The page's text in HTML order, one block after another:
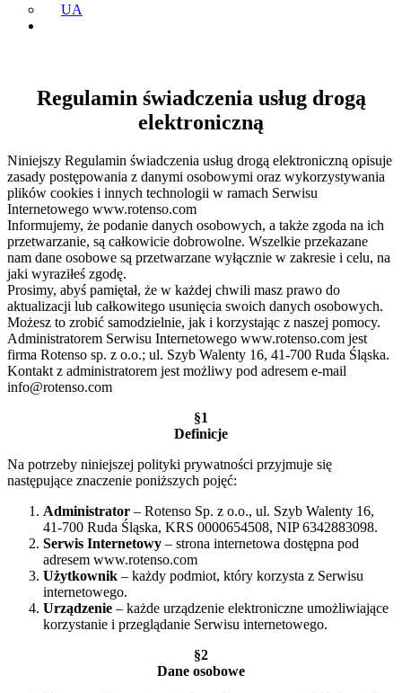
UA
Regulamin świadczenia usług drogą
elektroniczną
Niniejszy Regulamin świadczenia usług drogą elektroniczną opisuje
zasady postępowania z danymi osobowymi oraz wykorzystywania
plików cookies i innych technologii w ramach Serwisu
Internetowego www.rotenso.com
Informujemy, że podanie danych osobowych, a także zgoda na ich
przetwarzanie, są całkowicie dobrowolne. Wszelkie przekazane
nam dane osobowe są przetwarzane wyłącznie w zakresie i celu, na
jaki wyraziłeś zgodę.
Prosimy, abyś pamiętał, że w każdej chwili masz prawo do
aktualizacji lub całkowitego usunięcia swoich danych osobowych.
Możesz to zrobić samodzielnie, jak i korzystając z naszej pomocy.
Administratorem Serwisu Internetowego www.rotenso.com jest
firma Rotenso sp. z o.o.; ul. Szyb Walenty 16, 41-700 Ruda Śląska.
Kontakt z administratorem jest możliwy pod adresem e-mail
info@rotenso.com
§1
Definicje
Na potrzeby niniejszej polityki prywatności przyjmuje się
następujące znaczenie poniższych pojęć:
Administrator – Rotenso Sp. z o.o., ul. Szyb Walenty 16,
41-700 Ruda Śląska, KRS 0000654508, NIP 6342883098.
Serwis Internetowy – strona internetowa dostępna pod
adresem www.rotenso.com
Użytkownik – każdy podmiot, który korzysta z Serwisu
internetowego.
Urządzenie – każde urządzenie elektroniczne umożliwiające
korzystanie i przeglądanie Serwisu internetowego.
§2
Dane osobowe